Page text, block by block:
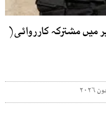
مشترکہ کارروائی(